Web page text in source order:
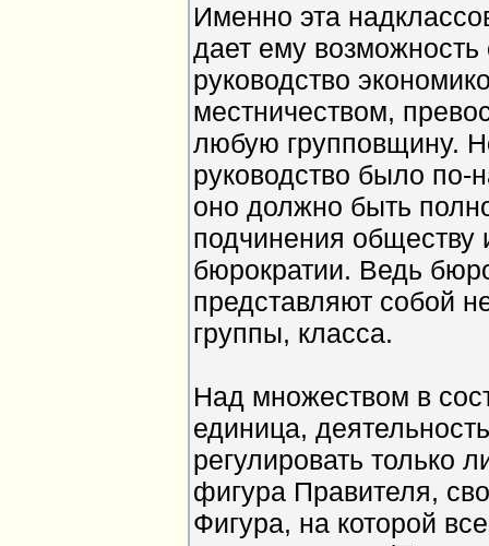
Именно эта
дает ему
руководство
местничеством,
любую групповщину.
руководство было
оно должно быть
подчинения обществу
бюрократии. Ведь
представляют собой
группы, класса.
Над множеством в
единица,
регулировать только
фигура Правителя,
Фигура, на которой